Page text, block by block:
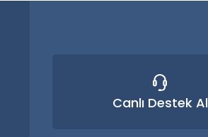
Canlı Destek Al